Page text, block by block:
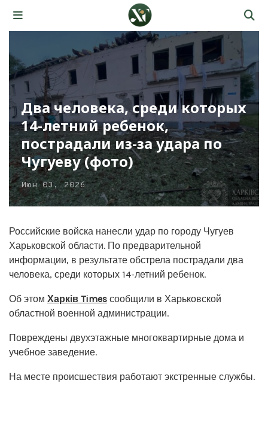
Два человека, среди которых
14-летний ребенок,
пострадали из-за удара по
Чугуеву (фото)
Июн 03, 2026
Российские войска нанесли удар по городу Чугуев
Харьковской области. По предварительной
информации, в результате обстрела пострадали два
человека, среди которых 14-летний ребенок.
Об этом Харків Times сообщили в Харьковской
областной военной администрации.
Повреждены двухэтажные многоквартирные дома и
учебное заведение.
На месте происшествия работают экстренные службы.